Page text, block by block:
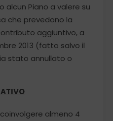
alcun Piano a valere su
che prevedono la
aggiuntivo, a
2013 (fatto salvo il
stato annullato o
almeno 4